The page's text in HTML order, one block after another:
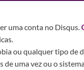
uma conta no Disqus.
ou qualquer tipo de
de uma vez ou o